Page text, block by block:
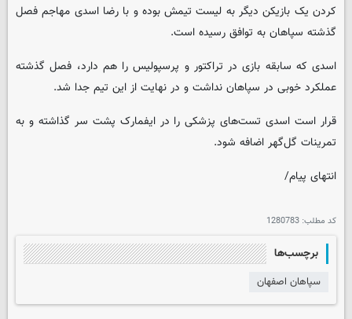
کردن یک بازیکن دیگر به لیست تیمش بوده و با رضا اسدی مهاجم فصل
گذشته سپاهان به توافق رسیده است.
اسدی که سابقه بازی در تراکتور و پرسپولیس را هم دارد، فصل گذشته
عملکرد خوبی در سپاهان نداشت و در نهایت از این تیم جدا شد.
قرار است اسدی تست‌های پزشکی را در ایفمارک پشت سر گذاشته و به
تمرینات گل‌گهر اضافه شود.
انتهای پیام/
کد مطلب: 1280783
برچسب‌ها
سپاهان اصفهان